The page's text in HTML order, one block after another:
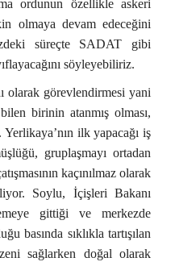
ordunun özellikle askeri
olmaya devam edeceğini
süreçte SADAT gibi
söyleyebiliriz.
olarak görevlendirmesi yani
birinin atanmış olması,
Yerlikaya’nın ilk yapacağı iş
gruplaşmayı ortadan
kaçınılmaz olarak
Soylu, İçişleri Bakanı
gittiği ve merkezde
basında sıklıkla tartışılan
sağlarken doğal olarak